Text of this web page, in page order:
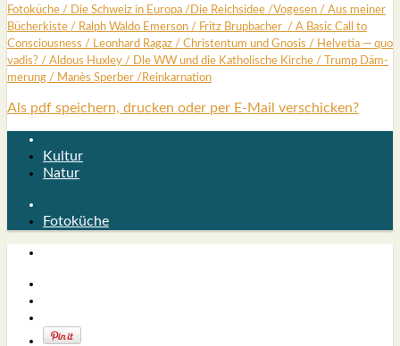
Foto­kü­che / Die Schweiz in Euro­pa /Die Reichs­idee /Voge­sen / Aus mei­ner
Bücher­kis­te / Ralph Wal­do Emer­son / Fritz Brup­ba­cher / A Basic Call to
Con­scious­ness / Leon­hard Ragaz / Chris­ten­tum und Gno­sis / Hel­ve­tia — quo
vadis? / Aldous Hux­ley / Dle WW und die Katho­li­sche Kir­che / Trump Däm­
me­rung / Manès Sper­ber /Reinkar­na­ti­on
Als pdf speichern, drucken oder per E-Mail verschicken?
Kultur
Natur
Fotoküche